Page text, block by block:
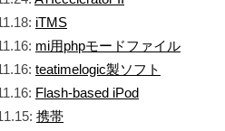
iTMS
mi用phpモードファイル
teatimelogic製ソフト
Flash-based iPod
携帯